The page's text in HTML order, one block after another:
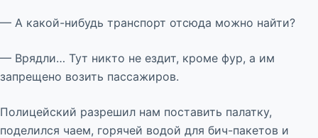
— А какой-нибудь транспорт отсюда можно найти?
— Врядли… Тут никто не ездит, кроме фур, а им
запрещено возить пассажиров.
Полицейский разрешил нам поставить палатку,
поделился чаем, горячей водой для бич-пакетов и